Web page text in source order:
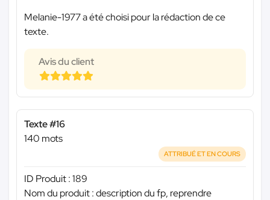
Melanie-1977 a été choisi pour la rédaction de ce
texte.
Avis du client
Texte #16
140 mots
ATTRIBUÉ ET EN COURS
ID Produit : 189
Nom du produit : description du fp, reprendre